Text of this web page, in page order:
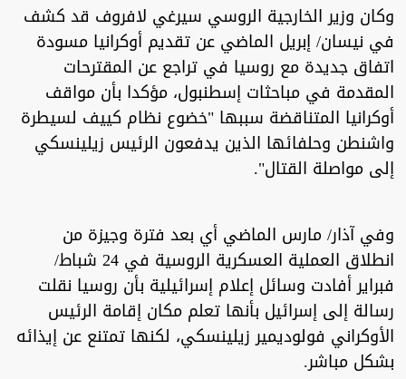
وكان وزير الخارجية الروسي سيرغي لافروف قد كشف
في نيسان/ إبريل الماضي عن تقديم أوكرانيا مسودة
اتفاق جديدة مع روسيا في تراجع عن المقترحات
المقدمة في مباحثات إسطنبول، مؤكدا بأن مواقف
أوكرانيا المتناقضة سببها "خضوع نظام كييف لسيطرة
واشنطن وحلفائها الذين يدفعون الرئيس زيلينسكي
إلى مواصلة القتال".
وفي آذار/ مارس الماضي أي بعد فترة وجيزة من
انطلاق العملية العسكرية الروسية في 24 شباط/
فبراير أفادت وسائل إعلام إسرائيلية بأن روسيا نقلت
رسالة إلى إسرائيل بأنها تعلم مكان إقامة الرئيس
الأوكراني فولوديمير زيلينسكي، لكنها تمتنع عن إيذائه
بشكل مباشر.